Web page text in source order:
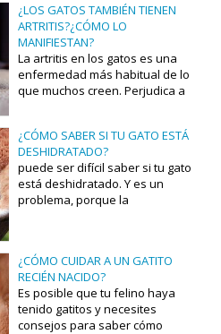
si no lo cuidas como es debido.
¿LOS GATOS TAMBIÉN TIENEN
ARTRITIS?¿CÓMO LO
MANIFIESTAN?
La artritis en los gatos es una
enfermedad más habitual de lo
que muchos creen. Perjudica a
vista.
¿CÓMO SABER SI TU GATO ESTÁ
DESHIDRATADO?
puede ser difícil saber si tu gato
está deshidratado. Y es un
problema, porque la
¿CÓMO CUIDAR A UN GATITO
RECIÉN NACIDO?
Es posible que tu felino haya
tenido gatitos y necesites
consejos para saber cómo